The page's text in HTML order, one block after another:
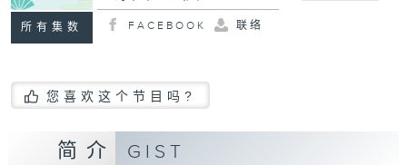
所有集数 FACEBOOK 联络
您喜欢这个节目吗?
简介 GIST